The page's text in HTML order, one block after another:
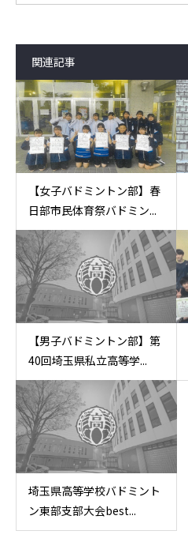
関連記事
【女子バドミントン部】春
日部市民体育祭バドミン...
【男子バドミントン部】第
40回埼玉県私立高等学...
埼玉県高等学校バドミント
ン東部支部大会best...